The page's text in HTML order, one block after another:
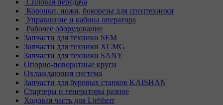
Коронки, ножи, бокорезы для спецтехники
Управление и кабина оператора
Рабочее оборудование
Запчасти для техники SEM
Запчасти для техники XCMG
Запчасти для техники SANY
Опорно-поворотные круги
Охлаждающая система
Запчасти для буровых станков KAISHAN
Стартеры и генераторы разное
Ходовая часть для Liebherr